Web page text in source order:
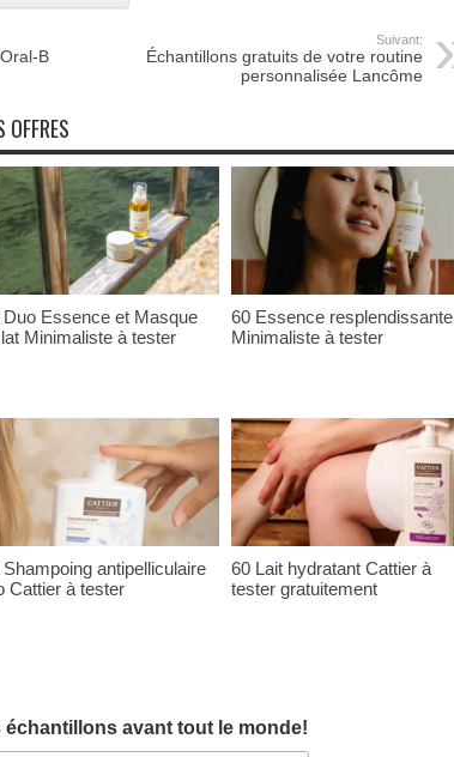
B
Suivant:
Échantillons gratuits de votre routine
personnalisée Lancôme
OFFRES
Duo Essence et Masque
Minimaliste à tester
60 Essence resplendissante
Minimaliste à tester
Shampoing antipelliculaire
Cattier à tester
60 Lait hydratant Cattier à
tester gratuitement
échantillons avant tout le monde!